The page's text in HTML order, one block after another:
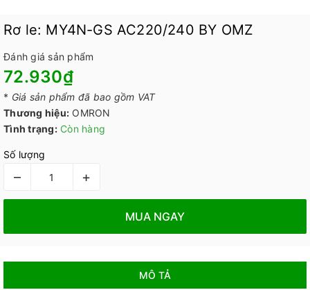
Rơ le: MY4N-GS AC220/240 BY OMZ
Đánh giá sản phẩm
72.930₫
* Giá sản phẩm đã bao gồm VAT
Thương hiệu: OMRON
Tình trạng: Còn hàng
Số lượng
– +
MUA NGAY
MÔ TẢ